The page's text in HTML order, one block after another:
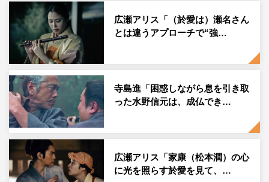
『どうする家康』©NHK
広瀬アリス「（於愛は）瀬名さん
とは違うアプローチで“強…
寺島進「困惑しながら息を引き取
った水野信元は、成仏でき…
広瀬アリス「家康（松本潤）の心
に光を照らす於愛を見て、…